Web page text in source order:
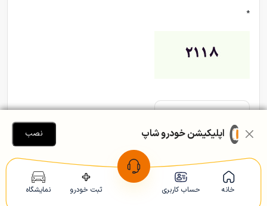
*
خانه حساب کاربری ثبت خودرو نمایشگاه
اپلیکیشن خودرو شاپ نصب